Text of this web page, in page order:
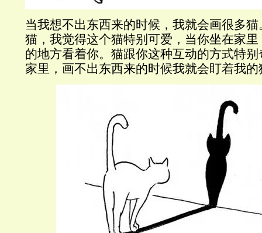
当我想不出东西来的时候，我就会画很多
猫，我觉得这个猫特别可爱，当你坐在家
的地方看着你。猫跟你这种互动的方式特
家里，画不出东西来的时候我就会盯着我的